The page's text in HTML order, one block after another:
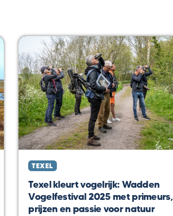
TEXEL
Texel kleurt vogelrijk: Wadden
Vogelfestival 2025 met primeurs,
prijzen en passie voor natuur